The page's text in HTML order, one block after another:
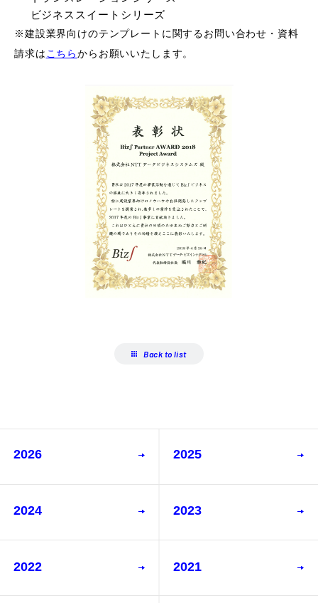
ビジネススイートシリーズ
※建設業界向けのテンプレートに関するお問い合わせ・資料
請求は こちらからお願いいたします。
Back to list
2026 2025
2024 2023
2022 2021